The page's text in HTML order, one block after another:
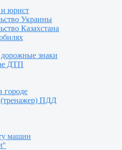
юрист
Украины
Казахстана
дорожные знаки
ДТП
ПДД
машин